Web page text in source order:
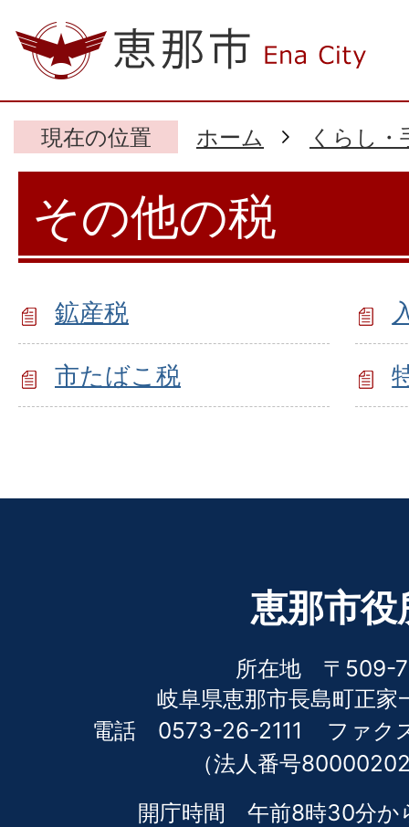
現在の位置 ホーム くらし・
その他の税
鉱産税
市たばこ税
恵那市役
所在地 〒509-
岐阜県恵那市長島町正家
電話 0573-26-2111
ファ
（法人番号
開庁時間 午前8時30分か